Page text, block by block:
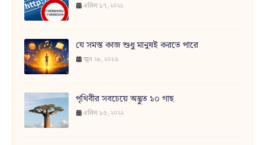
এপ্রিল ১৭, ২০২২
যে সমস্ত কাজ শুধু মানুষই করতে পারে
জুন ২৮, ২০২৬
পৃথিবীর সবচেয়ে অদ্ভুত ১০ গাছ
এপ্রিল ১৫, ২০২২